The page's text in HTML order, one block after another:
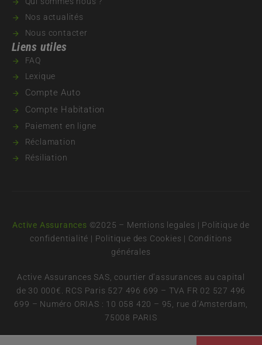
Nos actualités
Nous contacter
Liens utiles
FAQ
Lexique
Compte Auto
Compte Habitation
Paiement en ligne
Réclamation
Résiliation
Active Assurances ©2025 – Mentions legales | Politique de
confidentialité | Politique des Cookies | Conditions
générales
Active Assurances SAS, courtier d’assurances au capital
de 30 000€. RCS Paris 527 496 699 – TVA FR 02 527 496
699 – Numéro ORIAS : 10 058 420 – 95, rue d’Amsterdam,
75008 PARIS